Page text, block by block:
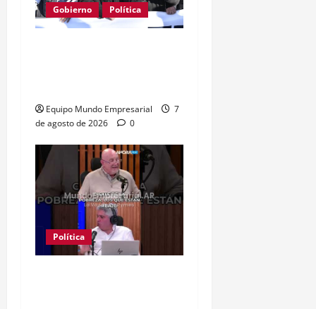
Gobierno Política
Equipo Mundo Empresarial
7
de agosto de 2026
0
Política